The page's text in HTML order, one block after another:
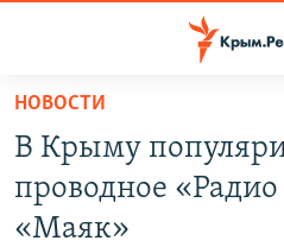
Вернуться
основному
содержанию
Вернутся
СПЕЦПРОЕКТЫ
ГРУЗ 200
ВОДА
НОВОСТИ
В Крыму
проводное
«Маяк»